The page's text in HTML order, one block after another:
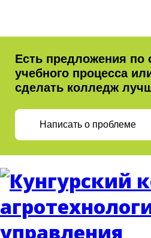
Есть предложения по
учебного процесса
сделать колледж
Написать о проблеме